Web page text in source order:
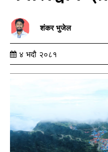
शंकर भुजेल
४ भदौ २०८१